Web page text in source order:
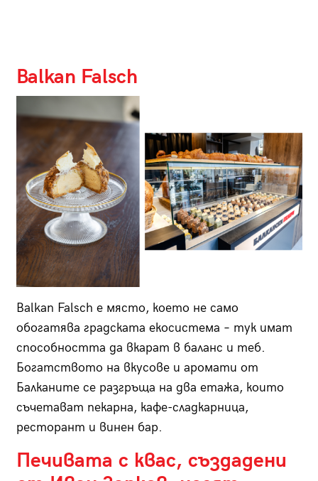
Balkan Falsch
Balkan Falsch е място, което не само
обогатява градската екосистема – тук имат
способността да вкарат в баланс и теб.
Богатството на вкусове и аромати от
Балканите се разгръща на два етажа, които
съчетават пекарна, кафе-сладкарница,
ресторант и винен бар.
Печивата с квас, създадени